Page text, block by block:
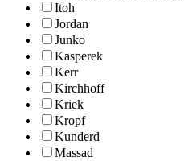
Itoh
Jordan
Junko
Kasperek
Kerr
Kirchhoff
Kriek
Kropf
Kunderd
Massad